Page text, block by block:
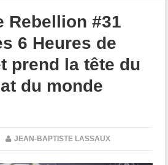
Rebellion #31
6 Heures de
prend la tête du
du monde
JEAN-BAPTISTE LASSAUX